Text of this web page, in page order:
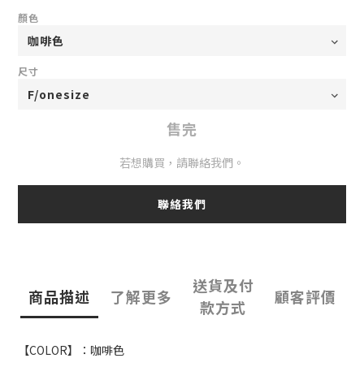
顏色
尺寸
售完
若想購買，請聯絡我們。
聯絡我們
商品描述 了解更多
送貨及付
款方式
顧客評價
【COLOR】：咖啡色